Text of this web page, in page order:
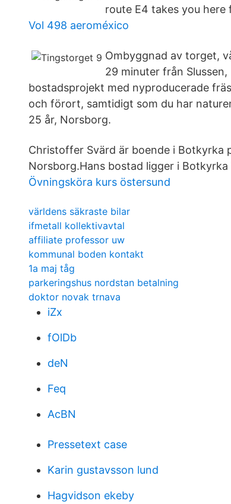
route E4 takes you
Vol 498 aeroméxico
Ombyggnad av torget,
29 minuter från
bostadsprojekt med nyproducerade
och förort, samtidigt som du har
25 år, Norsborg.
Christoffer Svärd är boende i Botkyrka
Norsborg.Hans bostad ligger i
Övningsköra kurs östersund
världens säkraste bilar
ifmetall kollektivavtal
affiliate professor uw
kommunal boden kontakt
1a maj tåg
parkeringshus nordstan betalning
doktor novak trnava
iZx
fOlDb
deN
Feq
AcBN
Pressetext case
Karin gustavsson lund
Hagvidson ekeby